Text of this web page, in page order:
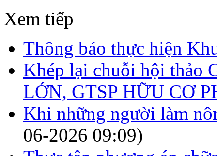
Xem tiếp
Thông báo thực hiện
Khép lại chuỗi hội thảo
LỚN, GTSP HỮU CƠ
Khi những người làm
06-2026 09:09)